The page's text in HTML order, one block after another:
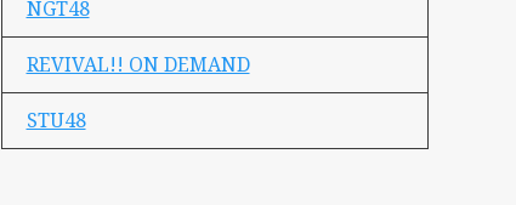
NGT48
REVIVAL!! ON DEMAND
STU48